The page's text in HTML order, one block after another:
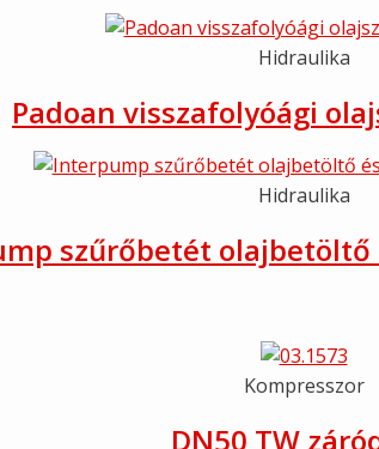
Hidraulika
Padoan visszafolyóági
Hidraulika
szűrőbetét olajbetöltő
Kompresszor
DN50 TW